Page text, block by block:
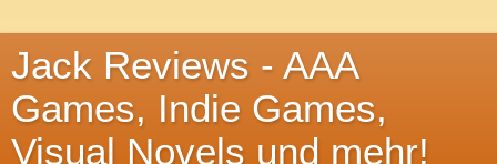
Jack Reviews - AAA
Games, Indie Games,
Visual Novels und mehr!